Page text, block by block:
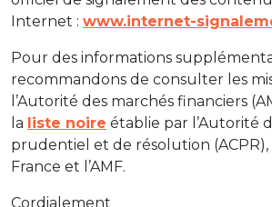
Internet : www.internet-
Pour des informations
recommandons de consulter les
l’Autorité des marchés financiers
la liste noire établie par l’Autorité
prudentiel et de résolution
France et l’AMF.
Cordialement